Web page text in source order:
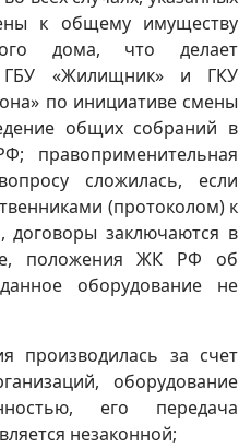
к общему имуществу
дома, что делает
ГБУ «Жилищник» и ГКУ
по инициативе смены
общих собраний в
правоприменительная
сложилась, если
(протоколом) к
заключаются в
положения ЖК РФ об
оборудование не
производилась за счет
оборудование
его передача
незаконной;